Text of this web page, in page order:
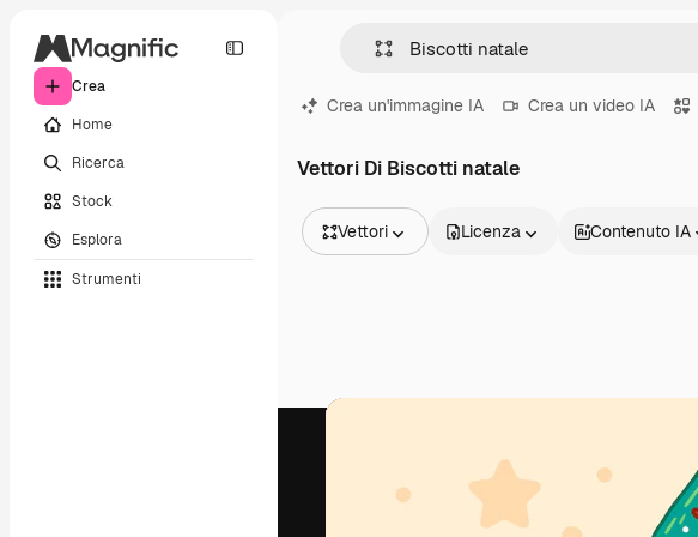
Crea
Home
Ricerca
Stock
Esplora
Strumenti
Crea un'immagine IA Crea un video IA
Vettori Di Biscotti natale
Vettori
Video
Licenza Contenuto IA